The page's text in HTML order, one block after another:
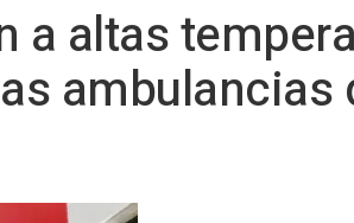
a altas
ambulancias